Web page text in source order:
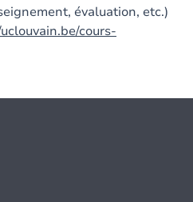
évaluation, etc.)
cours-